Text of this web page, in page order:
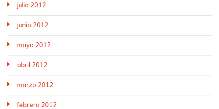
julio 2012
junio 2012
mayo 2012
abril 2012
marzo 2012
febrero 2012